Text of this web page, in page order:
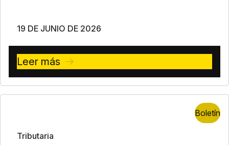
19 DE JUNIO DE 2026
Leer más
Boletín
Tributaria